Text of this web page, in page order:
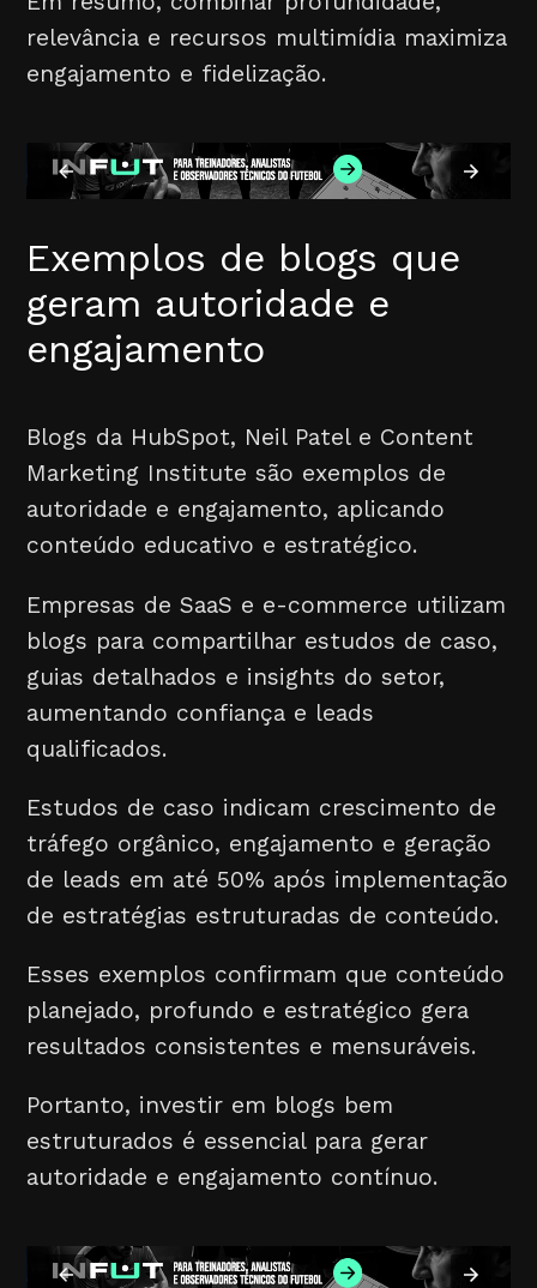
relevância e recursos multimídia maximiza
engajamento e fidelização.
Exemplos de blogs que
geram autoridade e
engajamento
Blogs da HubSpot, Neil Patel e Content
Marketing Institute são exemplos de
autoridade e engajamento, aplicando
conteúdo educativo e estratégico.
Empresas de SaaS e e-commerce utilizam
blogs para compartilhar estudos de caso,
guias detalhados e insights do setor,
aumentando confiança e leads
qualificados.
Estudos de caso indicam crescimento de
tráfego orgânico, engajamento e geração
de leads em até 50% após implementação
de estratégias estruturadas de conteúdo.
Esses exemplos confirmam que conteúdo
planejado, profundo e estratégico gera
resultados consistentes e mensuráveis.
Portanto, investir em blogs bem
estruturados é essencial para gerar
autoridade e engajamento contínuo.